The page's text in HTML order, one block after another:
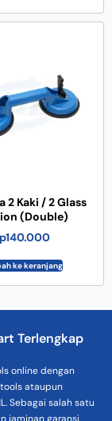
2 Kaki / 2 Glass
(Double)
140.000
ke keranjang
Terlengkap
online dengan
ataupun
Sebagai salah satu